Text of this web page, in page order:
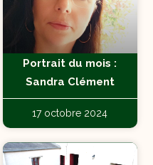
Portrait du mois :
Sandra Clément
17 octobre 2024